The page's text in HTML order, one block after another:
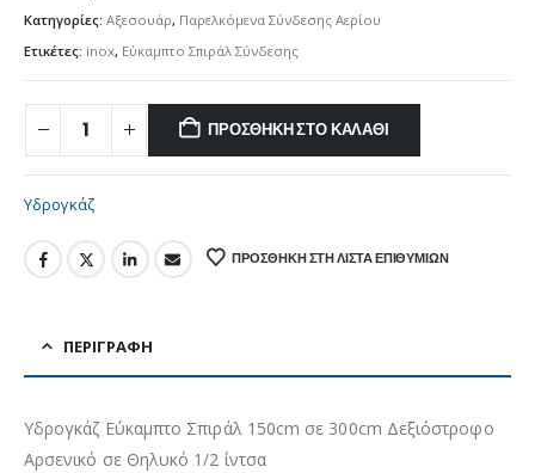
Κατηγορίες: Αξεσουάρ, Παρελκόμενα Σύνδεσης Αερίου
Ετικέτες: inox, Εύκαμπτο Σπιράλ Σύνδεσης
ΠΡΟΣΘΉΚΗ ΣΤΟ ΚΑΛΆΘΙ
Υδρογκάζ
ΠΡΟΣΘΉΚΗ ΣΤΗ ΛΊΣΤΑ ΕΠΙΘΥΜΙΏΝ
ΠΕΡΙΓΡΑΦΉ
Υδρογκάζ Εύκαμπτο Σπιράλ 150cm σε 300cm Δεξιόστροφο
Αρσενικό σε Θηλυκό 1/2 ίντσα